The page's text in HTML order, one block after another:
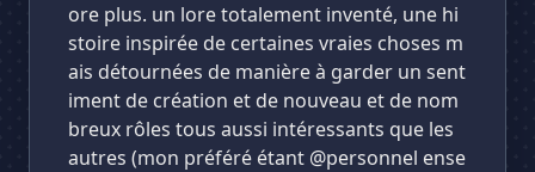
ore plus. un lore totalement inventé, une hi
stoire inspirée de certaines vraies choses m
ais détournées de manière à garder un sent
iment de création et de nouveau et de nom
breux rôles tous aussi intéressants que les
autres (mon préféré étant @personnel ense